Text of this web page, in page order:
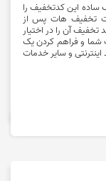
ساده این کدتخفیف را
تخفیف هات پس از
آن را در اختیار
شما و فراهم کردن یک
و سایر خدمات